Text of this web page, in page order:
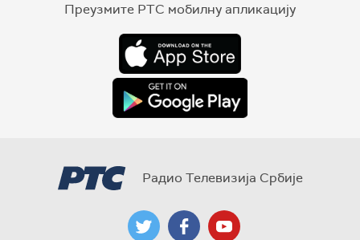
Преузмите РТС мобилну апликацију
Радио Телевизија Србије